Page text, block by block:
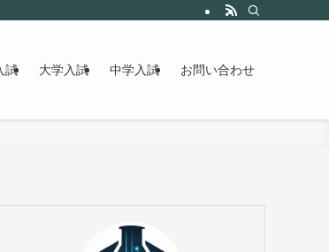
試 大学入試 中学入試 お問い合わせ